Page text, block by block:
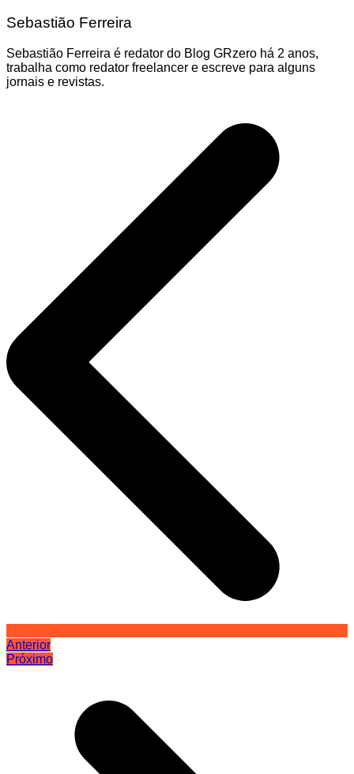
Sebastião Ferreira
Sebastião Ferreira é redator do Blog GRzero há 2 anos,
trabalha como redator freelancer e escreve para alguns
jornais e revistas.
Anterior
Próximo